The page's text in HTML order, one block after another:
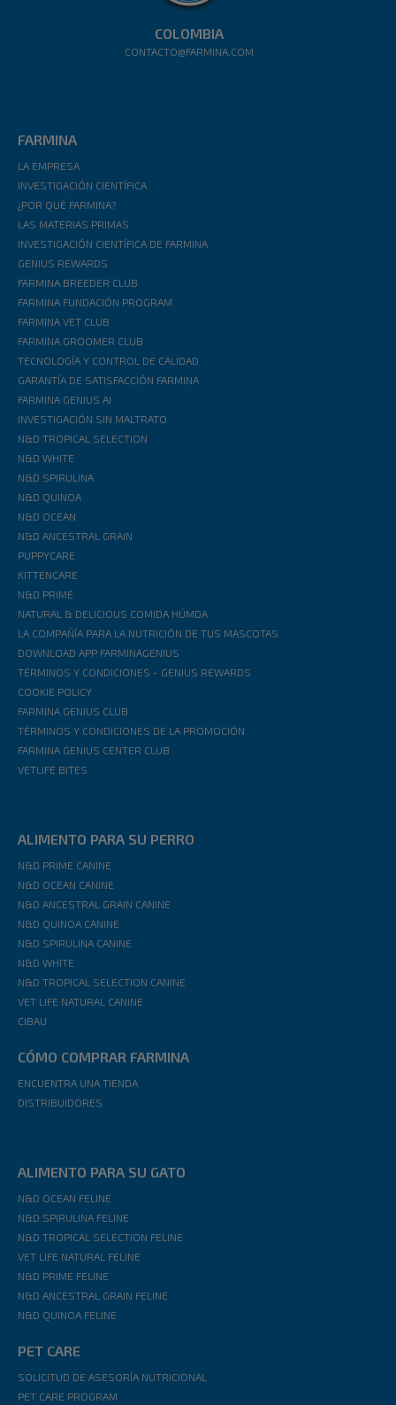
COLOMBIA
CONTACTO@FARMINA.COM
FARMINA
LA EMPRESA
INVESTIGACIÓN CIENTÍFICA
¿POR QUÉ FARMINA?
LAS MATERIAS PRIMAS
INVESTIGACIÓN CIENTÍFICA DE FARMINA
GENIUS REWARDS
FARMINA BREEDER CLUB
FARMINA FUNDACIÓN PROGRAM
FARMINA VET CLUB
FARMINA GROOMER CLUB
TECNOLOGÍA Y CONTROL DE CALIDAD
GARANTÍA DE SATISFACCIÓN FARMINA
FARMINA GENIUS AI
INVESTIGACIÓN SIN MALTRATO
N&D TROPICAL SELECTION
N&D WHITE
N&D SPIRULINA
N&D QUINOA
N&D OCEAN
N&D ANCESTRAL GRAIN
PUPPYCARE
KITTENCARE
N&D PRIME
NATURAL & DELICIOUS COMIDA HÚMDA
LA COMPAÑÍA PARA LA NUTRICIÓN DE TUS MASCOTAS
DOWNLOAD APP FARMINAGENIUS
TÉRMINOS Y CONDICIONES - GENIUS REWARDS
COOKIE POLICY
FARMINA GENIUS CLUB
TÉRMINOS Y CONDICIONES DE LA PROMOCIÓN
FARMINA GENIUS CENTER CLUB
VETLIFE BITES
ALIMENTO PARA SU PERRO
N&D PRIME CANINE
N&D OCEAN CANINE
N&D ANCESTRAL GRAIN CANINE
N&D QUINOA CANINE
N&D SPIRULINA CANINE
N&D WHITE
N&D TROPICAL SELECTION CANINE
VET LIFE NATURAL CANINE
CIBAU
CÓMO COMPRAR FARMINA
ENCUENTRA UNA TIENDA
DISTRIBUIDORES
ALIMENTO PARA SU GATO
N&D OCEAN FELINE
N&D SPIRULINA FELINE
N&D TROPICAL SELECTION FELINE
VET LIFE NATURAL FELINE
N&D PRIME FELINE
N&D ANCESTRAL GRAIN FELINE
N&D QUINOA FELINE
PET CARE
SOLICITUD DE ASESORÍA NUTRICIONAL
PET CARE PROGRAM